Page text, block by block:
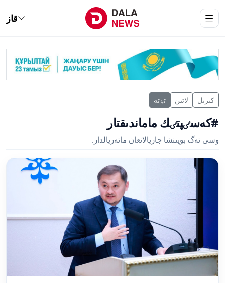
قاز
كىرىل لاتىن تٶتە
#كەسٸپتٸك ماماندىقتار
وسى تەگ بويىنشا جاريالانعان ماتەريالدار.